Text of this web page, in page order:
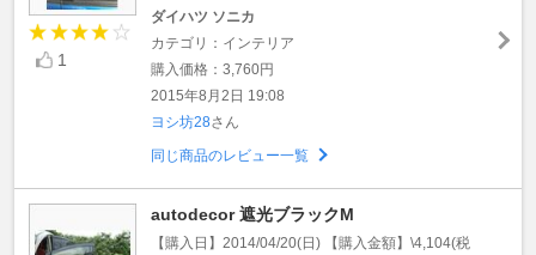
1
ダイハツ ソニカ
カテゴリ：インテリア
購入価格：3,760円
2015年8月2日 19:08
ヨシ坊28さん
同じ商品のレビュー一覧
autodecor 遮光ブラックM
【購入日】2014/04/20(日) 【購入金額】\4,104(税